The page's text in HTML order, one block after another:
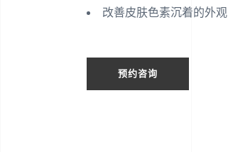
改善皮肤色素沉着的外观
预约咨询